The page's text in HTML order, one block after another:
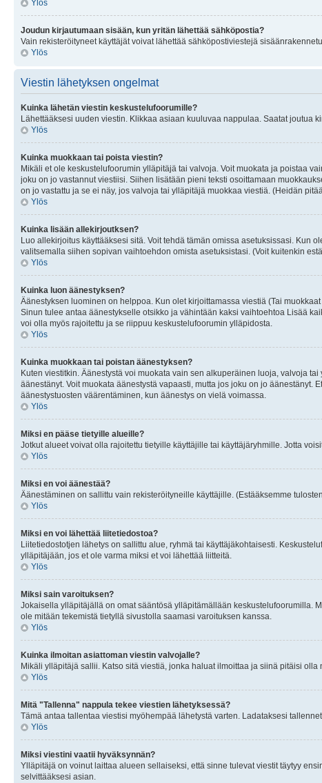
Ylös
Joudun kirjautumaan sisään, kun yritän lähettää sähköpostia?
Vain rekisteröityneet käyttäjät voivat lähettää sähköpostiviestejä
Ylös
Viestin lähetyksen ongelmat
Kuinka lähetän viestin keskustelufoorumille?
Lähettääksesi uuden viestin. Klikkaa asiaan kuuluvaa nappulaa. Saatat joutua
Ylös
Kuinka muokkaan tai poista viestin?
Mikäli et ole keskustelufoorumin ylläpitäjä tai valvoja. Voit muokata ja poistaa
joku on jo vastannut viestiisi. Siihen lisätään pieni teksti osoittamaan
on jo vastattu ja se ei näy, jos valvoja tai ylläpitäjä muokkaa viestiä. (Heidän
Ylös
Kuinka lisään allekirjoutksen?
Luo allekirjoitus käyttääksesi sitä. Voit tehdä tämän omissa asetuksissasi. Kun
valitsemalla siihen sopivan vaihtoehdon omista asetuksistasi. (Voit kuitenkin
Ylös
Kuinka luon äänestyksen?
Äänestyksen luominen on helppoa. Kun olet kirjoittamassa viestiä (Tai
Sinun tulee antaa äänestykselle otsikko ja vähintään kaksi vaihtoehtoa Lisää
voi olla myös rajoitettu ja se riippuu keskustelufoorumin ylläpidosta.
Ylös
Kuinka muokkaan tai poistan äänestyksen?
Kuten viestitkin. Äänestystä voi muokata vain sen alkuperäinen luoja, valvoja
äänestänyt. Voit muokata äänestystä vapaasti, mutta jos joku on jo
äänestystuosten väärentäminen, kun äänestys on vielä voimassa.
Ylös
Miksi en pääse tietyille alueille?
Jotkut alueet voivat olla rajoitettu tietyille käyttäjille tai käyttäjäryhmille. Jotta
Ylös
Miksi en voi äänestää?
Äänestäminen on sallittu vain rekisteröityneille käyttäjille. (Estääksemme
Ylös
Miksi en voi lähettää liitetiedostoa?
Liitetiedostotjen lähetys on sallittu alue, ryhmä tai käyttäjäkohtaisesti.
ylläpitäjään, jos et ole varma miksi et voi lähettää liitteitä.
Ylös
Miksi sain varoituksen?
Jokaisella ylläpitäjällä on omat sääntösä ylläpitämällään keskustelufoorumilla.
ole mitään tekemistä tietyllä sivustolla saamasi varoituksen kanssa.
Ylös
Kuinka ilmoitan asiattoman viestin valvojalle?
Mikäli ylläpitäjä sallii. Katso sitä viestiä, jonka haluat ilmoittaa ja siinä pitäisi
Ylös
Mitä "Tallenna" nappula tekee viestien lähetyksessä?
Tämä antaa tallentaa viestisi myöhempää lähetystä varten. Ladataksesi
Ylös
Miksi viestini vaatii hyväksynnän?
Ylläpitäjä on voinut laittaa alueen sellaiseksi, että sinne tulevat viestit täytyy
selvittääksesi asian.